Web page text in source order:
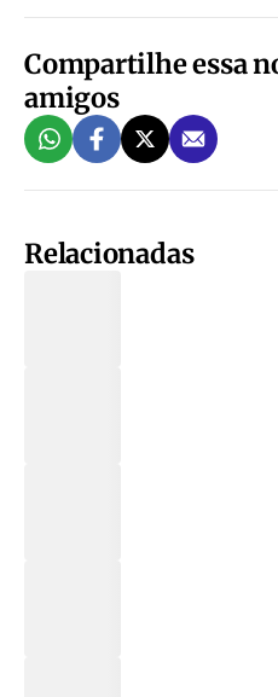
Compartilhe essa
amigos
Relacionadas